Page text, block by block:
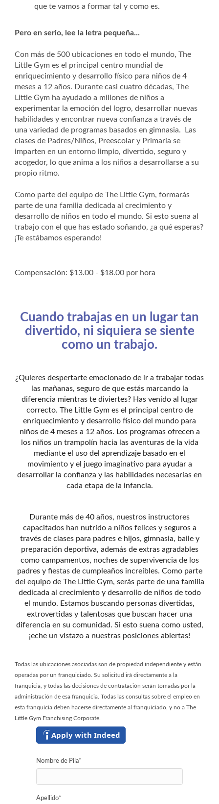
que te vamos a formar tal y como es.
Pero en serio, lee la letra pequeña...
Con más de 500 ubicaciones en todo el mundo, The
Little Gym es el principal centro mundial de
enriquecimiento y desarrollo físico para niños de 4
meses a 12 años. Durante casi cuatro décadas, The
Little Gym ha ayudado a millones de niños a
experimentar la emoción del logro, desarrollar nuevas
habilidades y encontrar nueva confianza a través de
una variedad de programas basados en gimnasia. Las
clases de Padres/Niños, Preescolar y Primaria se
imparten en un entorno limpio, divertido, seguro y
acogedor, lo que anima a los niños a desarrollarse a su
propio ritmo.
Como parte del equipo de The Little Gym, formarás
parte de una familia dedicada al crecimiento y
desarrollo de niños en todo el mundo. Si esto suena al
trabajo con el que has estado soñando, ¿a qué esperas?
¡Te estábamos esperando!
Compensación: $13.00 - $18.00 por hora
Cuando trabajas en un lugar tan
divertido, ni siquiera se siente
como un trabajo.
¿Quieres despertarte emocionado de ir a trabajar todas
las mañanas, seguro de que estás marcando la
diferencia mientras te diviertes? Has venido al lugar
correcto. The Little Gym es el principal centro de
enriquecimiento y desarrollo físico del mundo para
niños de 4 meses a 12 años. Los programas ofrecen a
los niños un trampolín hacia las aventuras de la vida
mediante el uso del aprendizaje basado en el
movimiento y el juego imaginativo para ayudar a
desarrollar la confianza y las habilidades necesarias en
cada etapa de la infancia.
Durante más de 40 años, nuestros instructores
capacitados han nutrido a niños felices y seguros a
través de clases para padres e hijos, gimnasia, baile y
preparación deportiva, además de extras agradables
como campamentos, noches de supervivencia de los
padres y fiestas de cumpleaños increíbles. Como parte
del equipo de The Little Gym, serás parte de una familia
dedicada al crecimiento y desarrollo de niños de todo
el mundo. Estamos buscando personas divertidas,
extrovertidas y talentosas que buscan hacer una
diferencia en su comunidad. Si esto suena como usted,
¡eche un vistazo a nuestras posiciones abiertas!
Todas las ubicaciones asociadas son de propiedad independiente y están
operadas por un franquiciado. Su solicitud irá directamente a la
franquicia, y todas las decisiones de contratación serán tomadas por la
administración de esa franquicia. Todas las consultas sobre el empleo en
esta franquicia deben hacerse directamente al franquiciado, y no a The
Little Gym Franchising Corporate.
Apply with Indeed
Nombre de Pila*
Apellido*